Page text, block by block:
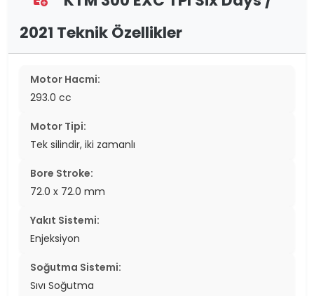
2021 Teknik Özellikler
Motor Hacmi:
293.0 cc
Motor Tipi:
Tek silindir, iki zamanlı
Bore Stroke:
72.0 x 72.0 mm
Yakıt Sistemi:
Enjeksiyon
Soğutma Sistemi:
Sıvı Soğutma